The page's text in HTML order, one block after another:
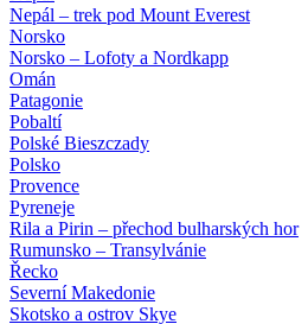
Nepál – trek pod Mount Everest
Norsko
Norsko – Lofoty a Nordkapp
Omán
Patagonie
Pobaltí
Polské Bieszczady
Polsko
Provence
Pyreneje
Rila a Pirin – přechod bulharských hor
Rumunsko – Transylvánie
Řecko
Severní Makedonie
Skotsko a ostrov Skye